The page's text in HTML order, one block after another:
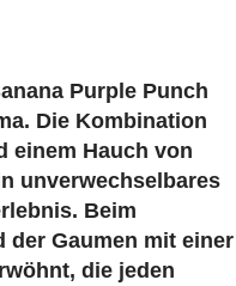
Purple Punch
Die Kombination
einem Hauch von
unverwechselbares
Beim
der Gaumen mit einer
die jeden